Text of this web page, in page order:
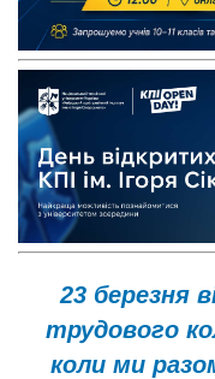
23 березня
трудового
коли ми